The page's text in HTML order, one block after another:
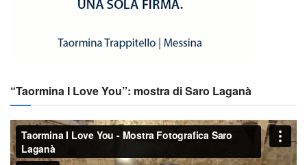
“Taormina I Love You”: mostra di Saro Laganà